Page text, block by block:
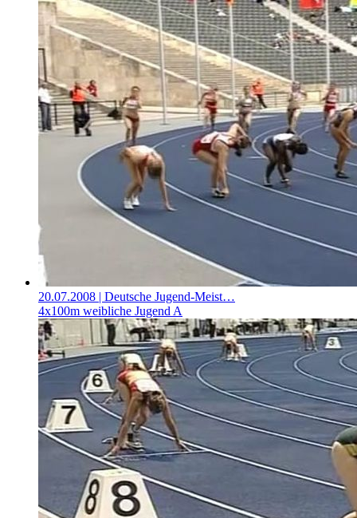
20.07.2008 | Deutsche Jugend-Meist…
4x100m weibliche Jugend A